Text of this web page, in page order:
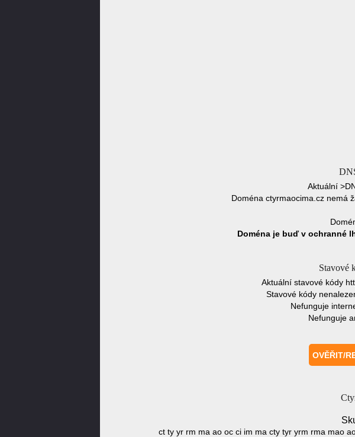
Aktuální
Doména ctyrmaocima.cz nemá
Doména je buď v ochranné
Stavové
Aktuální stavové kódy
Stavové kódy
Nefunguje
Nefunguje
ct ty yr rm ma ao oc ci im ma cty tyr yrm rma mao